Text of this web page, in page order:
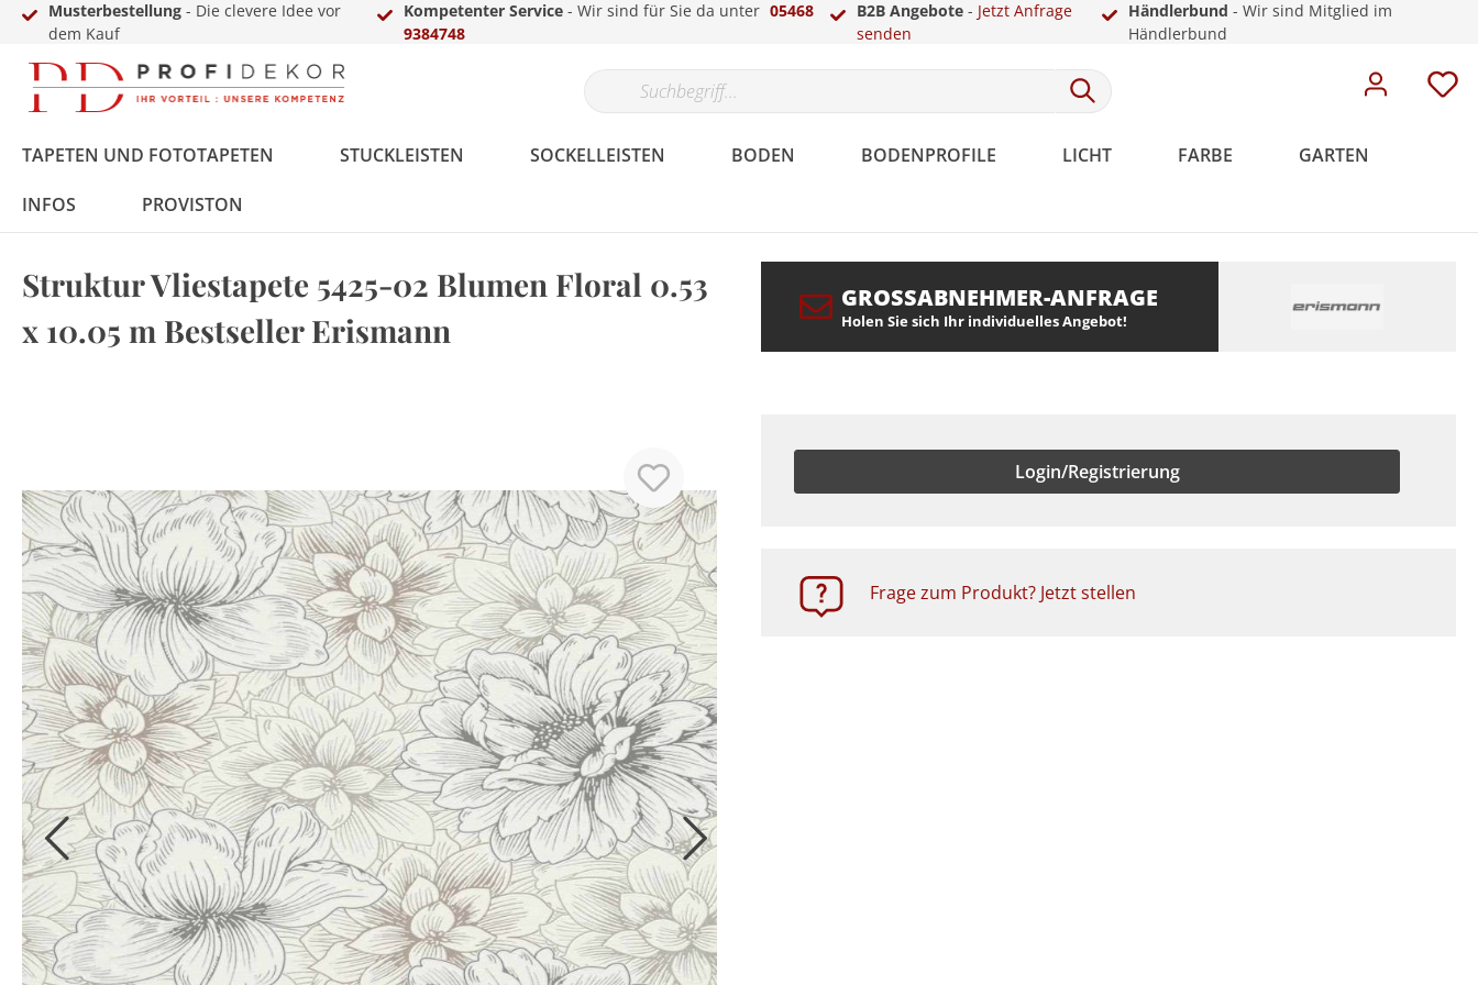
Musterbestellung - Die clevere Idee vor
dem Kauf
Kompetenter Service - Wir sind für Sie da unter 05468
9384748
B2B Angebote- Jetzt Anfrage
senden
Händlerbund - Wir sind Mitglied im
Händlerbund
TAPETEN UND FOTOTAPETEN STUCKLEISTEN SOCKELLEISTEN BODEN BODENPROFILE LICHT FARBE GARTEN
INFOS PROVISTON
Vlies Überstreichbar
Meistervlies
Meistervlies Pro
Meistervlies Creativ
Meistervlies Pure
Malervlies
Kollektionsbücher
Digitale
Kollektionsbücher
Bordüren Zubehör
Polyurethan Fassade Rosetten Dekoration
Massivholz
Berliner /
Weiße Sockelleisten Kunststoff
Laminat Teppich
Ausgleichsprofile
Einschub-, Einfass- &
Abschlussprofile
Treppenkantenprofile
Aluprofile LED Stuckleisten
Außenfarbe
Terassendielen
Gewerbekundenanfrage
Struktur Vliestapete 5425-02 Blumen Floral 0.53
x 10.05 m Bestseller Erismann
GROSSABNEHMER-ANFRAGE
Holen Sie sich Ihr individuelles Angebot!
Login/Registrierung
Frage zum Produkt? Jetzt stellen